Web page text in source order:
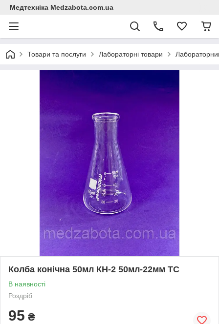
Медтехніка Medzabota.com.ua
Товари та послуги Лабораторні товари
Колба конічна 50мл КН-2 50мл-22мм ТС
В наявності
Роздріб
95 ₴